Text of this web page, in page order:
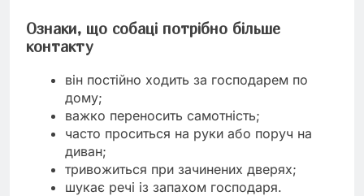
Ознаки, що собаці потрібно більше
контакту
він постійно ходить за господарем по
дому;
важко переносить самотність;
часто проситься на руки або поруч на
диван;
тривожиться при зачинених дверях;
шукає речі із запахом господаря.